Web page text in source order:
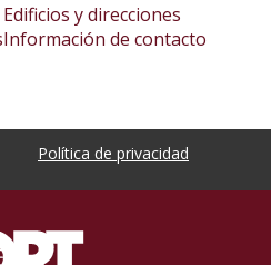
Edificios y direcciones
Información de contacto
Política de privacidad